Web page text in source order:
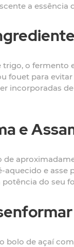
a essência
o fermento
fouet para
incorporadas
e
aquecido e
do seu
bolo de açaí